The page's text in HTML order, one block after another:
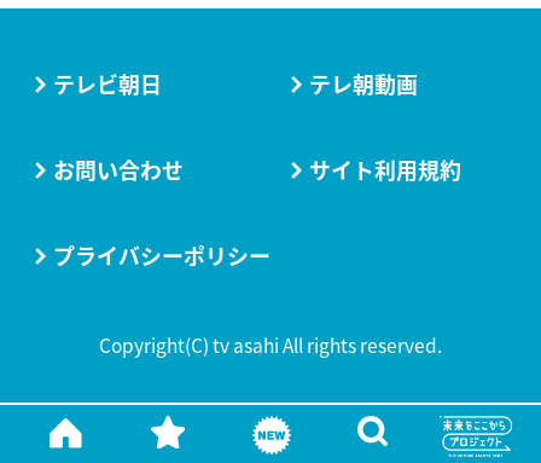
テレビ朝日 テレ朝動画
お問い合わせ サイト利用規約
プライバシーポリシー
Copyright(C) tv asahi All rights reserved.